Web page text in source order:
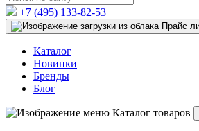
+7 (495) 133-82-53
Прайс
Каталог
Новинки
Бренды
Блог
Каталог товаров